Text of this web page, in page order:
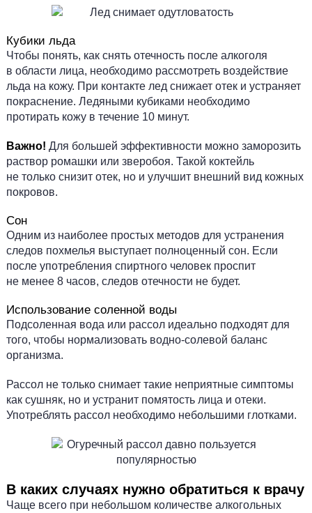
Кубики льда
Чтобы понять, как снять отечность после алкоголя
в области лица, необходимо рассмотреть воздействие
льда на кожу. При контакте лед снижает отек и устраняет
покраснение. Ледяными кубиками необходимо
протирать кожу в течение 10 минут.
Важно! Для большей эффективности можно заморозить
раствор ромашки или зверобоя. Такой коктейль
не только снизит отек, но и улучшит внешний вид кожных
покровов.
Сон
Одним из наиболее простых методов для устранения
следов похмелья выступает полноценный сон. Если
после употребления спиртного человек проспит
не менее 8 часов, следов отечности не будет.
Использование соленной воды
Подсоленная вода или рассол идеально подходят для
того, чтобы нормализовать водно-солевой баланс
организма.
Рассол не только снимает такие неприятные симптомы
как сушняк, но и устранит помятость лица и отеки.
Употреблять рассол необходимо небольшими глотками.
В каких случаях нужно обратиться к врачу
Чаще всего при небольшом количестве алкогольных